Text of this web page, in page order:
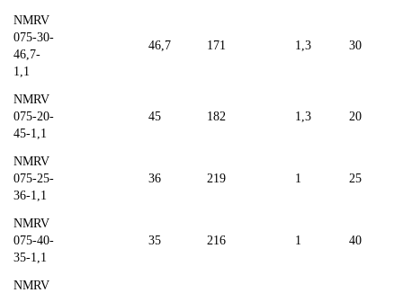
NMRV
075-30-
46,7-
1,1
46,7 171 1,3 30
NMRV
075-20-
45-1,1
45 182 1,3 20
NMRV
075-25-
36-1,1
36 219 1 25
NMRV
075-40-
35-1,1
35 216 1 40
NMRV